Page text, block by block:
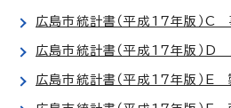
広島市統計書（平成17年版）C
広島市統計書（平成17年版）D
広島市統計書（平成17年版）E